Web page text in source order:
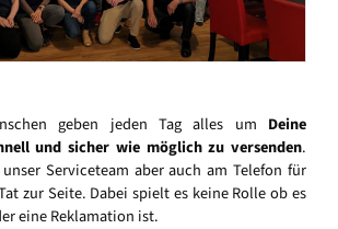
geben jeden Tag alles um Deine
und sicher wie möglich zu versenden.
Serviceteam aber auch am Telefon für
zur Seite. Dabei spielt es keine Rolle ob es
eine Reklamation ist.